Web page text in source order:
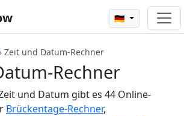
🇩🇪
› Zeit und Datum-Rechner
Rechner
und Datum gibt es 44 Online-
Brückentage-Rechner,